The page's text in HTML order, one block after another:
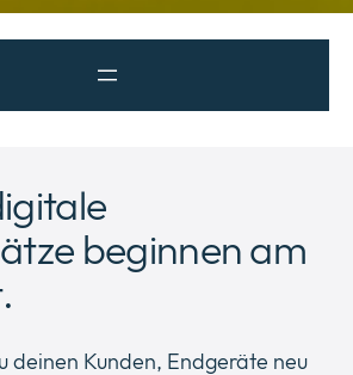
sub
or
menu
a
beginnen am
deinen Kunden, Endgeräte neu